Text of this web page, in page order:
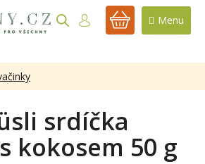
NÁKUPNÍ
srdíčka
kokosem 50 g